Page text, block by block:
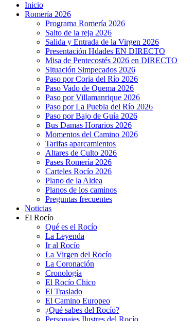
Inicio
Romería 2026
Programa Romería 2026
Salto de la reja 2026
Salida y Entrada de la Virgen 2026
Presentación Hdades EN DIRECTO
Misa de Pentecostés 2026 en DIRECTO
Situación Simpecados 2026
Paso por Coria del Río 2026
Paso Vado de Quema 2026
Paso por Villamanrique 2026
Paso por La Puebla del Río 2026
Paso por Bajo de Guía 2026
Bus Damas Horarios 2026
Momentos del Camino 2026
Tarifas aparcamientos
Altares de Culto 2026
Pases Romería 2026
Carteles Rocío 2026
Plano de la Aldea
Planos de los caminos
Preguntas frecuentes
Noticias
El Rocío
Qué es el Rocío
La Leyenda
Ir al Rocío
La Virgen del Rocío
La Coronación
Cronología
El Rocío Chico
El Traslado
El Camino Europeo
¿Qué sabes del Rocío?
Personajes Ilustres del Rocío